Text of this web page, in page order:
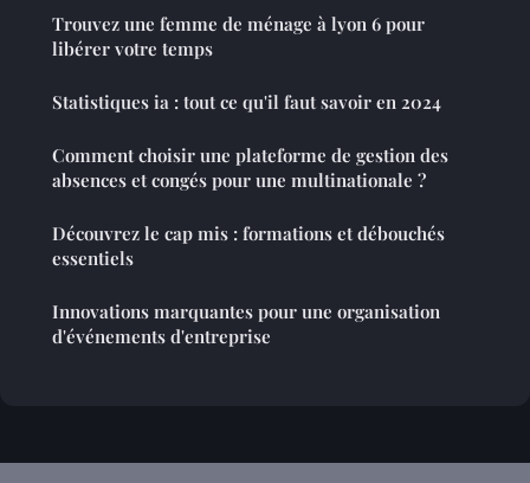
Trouvez une femme de ménage à lyon 6 pour
libérer votre temps
Statistiques ia : tout ce qu'il faut savoir en 2024
Comment choisir une plateforme de gestion des
absences et congés pour une multinationale ?
Découvrez le cap mis : formations et débouchés
essentiels
Innovations marquantes pour une organisation
d'événements d'entreprise